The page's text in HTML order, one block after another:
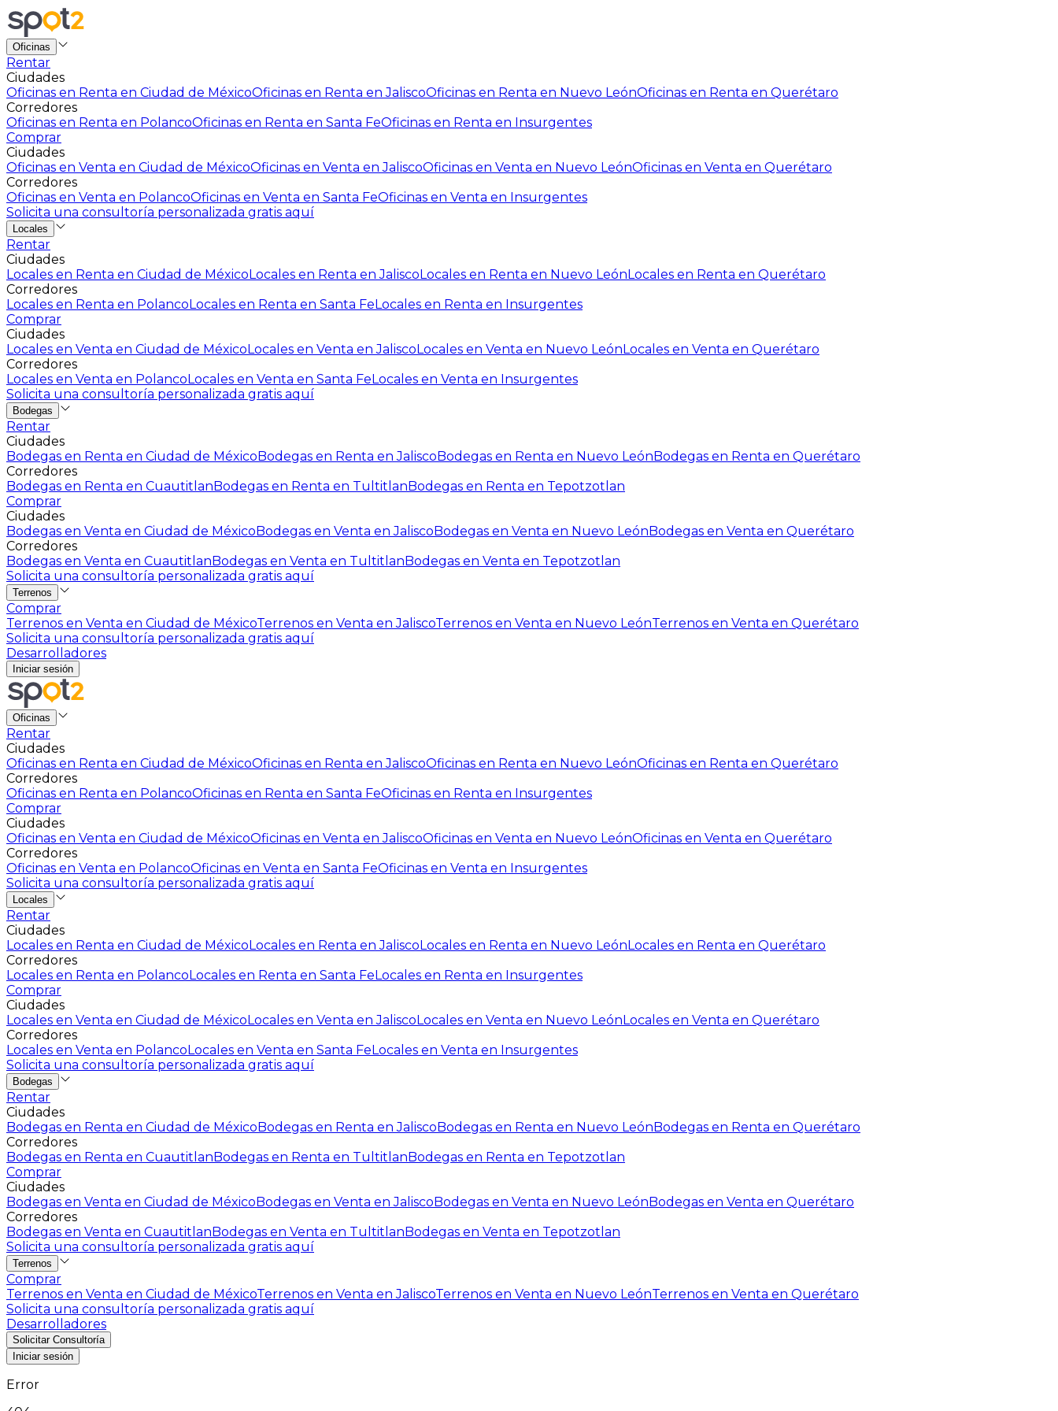
Oficinas
Rentar
Ciudades
Oficinas en Renta en Ciudad de MéxicoOficinas en Renta en JaliscoOficinas en Renta en Nuevo LeónOficinas en Renta en Querétaro
Corredores
Oficinas en Renta en PolancoOficinas en Renta en Santa FeOficinas en Renta en Insurgentes
Comprar
Ciudades
Oficinas en Venta en Ciudad de MéxicoOficinas en Venta en JaliscoOficinas en Venta en Nuevo LeónOficinas en Venta en Querétaro
Corredores
Oficinas en Venta en PolancoOficinas en Venta en Santa FeOficinas en Venta en Insurgentes
Solicita una consultoría personalizada gratis aquí
Locales
Rentar
Ciudades
Locales en Renta en Ciudad de MéxicoLocales en Renta en JaliscoLocales en Renta en Nuevo LeónLocales en Renta en Querétaro
Corredores
Locales en Renta en PolancoLocales en Renta en Santa FeLocales en Renta en Insurgentes
Comprar
Ciudades
Locales en Venta en Ciudad de MéxicoLocales en Venta en JaliscoLocales en Venta en Nuevo LeónLocales en Venta en Querétaro
Corredores
Locales en Venta en PolancoLocales en Venta en Santa FeLocales en Venta en Insurgentes
Solicita una consultoría personalizada gratis aquí
Bodegas
Rentar
Ciudades
Bodegas en Renta en Ciudad de MéxicoBodegas en Renta en JaliscoBodegas en Renta en Nuevo LeónBodegas en Renta en Querétaro
Corredores
Bodegas en Renta en CuautitlanBodegas en Renta en TultitlanBodegas en Renta en Tepotzotlan
Comprar
Ciudades
Bodegas en Venta en Ciudad de MéxicoBodegas en Venta en JaliscoBodegas en Venta en Nuevo LeónBodegas en Venta en Querétaro
Corredores
Bodegas en Venta en CuautitlanBodegas en Venta en TultitlanBodegas en Venta en Tepotzotlan
Solicita una consultoría personalizada gratis aquí
Terrenos
Comprar
Terrenos en Venta en Ciudad de MéxicoTerrenos en Venta en JaliscoTerrenos en Venta en Nuevo LeónTerrenos en Venta en Querétaro
Solicita una consultoría personalizada gratis aquí
Desarrolladores
Iniciar sesión
Oficinas
Rentar
Ciudades
Oficinas en Renta en Ciudad de MéxicoOficinas en Renta en JaliscoOficinas en Renta en Nuevo LeónOficinas en Renta en Querétaro
Corredores
Oficinas en Renta en PolancoOficinas en Renta en Santa FeOficinas en Renta en Insurgentes
Comprar
Ciudades
Oficinas en Venta en Ciudad de MéxicoOficinas en Venta en JaliscoOficinas en Venta en Nuevo LeónOficinas en Venta en Querétaro
Corredores
Oficinas en Venta en PolancoOficinas en Venta en Santa FeOficinas en Venta en Insurgentes
Solicita una consultoría personalizada gratis aquí
Locales
Rentar
Ciudades
Locales en Renta en Ciudad de MéxicoLocales en Renta en JaliscoLocales en Renta en Nuevo LeónLocales en Renta en Querétaro
Corredores
Locales en Renta en PolancoLocales en Renta en Santa FeLocales en Renta en Insurgentes
Comprar
Ciudades
Locales en Venta en Ciudad de MéxicoLocales en Venta en JaliscoLocales en Venta en Nuevo LeónLocales en Venta en Querétaro
Corredores
Locales en Venta en PolancoLocales en Venta en Santa FeLocales en Venta en Insurgentes
Solicita una consultoría personalizada gratis aquí
Bodegas
Rentar
Ciudades
Bodegas en Renta en Ciudad de MéxicoBodegas en Renta en JaliscoBodegas en Renta en Nuevo LeónBodegas en Renta en Querétaro
Corredores
Bodegas en Renta en CuautitlanBodegas en Renta en TultitlanBodegas en Renta en Tepotzotlan
Comprar
Ciudades
Bodegas en Venta en Ciudad de MéxicoBodegas en Venta en JaliscoBodegas en Venta en Nuevo LeónBodegas en Venta en Querétaro
Corredores
Bodegas en Venta en CuautitlanBodegas en Venta en TultitlanBodegas en Venta en Tepotzotlan
Solicita una consultoría personalizada gratis aquí
Terrenos
Comprar
Terrenos en Venta en Ciudad de MéxicoTerrenos en Venta en JaliscoTerrenos en Venta en Nuevo LeónTerrenos en Venta en Querétaro
Solicita una consultoría personalizada gratis aquí
Desarrolladores
Solicitar Consultoría
Iniciar sesión
Error